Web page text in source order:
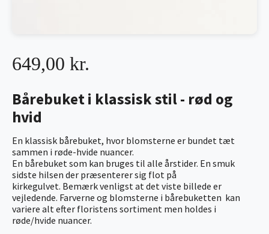
Bårebuket i klassisk stil - rød og
hvid
En klassisk bårebuket, hvor blomsterne er bundet tæt
sammen i røde-hvide nuancer.
En bårebuket som kan bruges til alle årstider. En smuk
sidste hilsen der præsenterer sig flot på
kirkegulvet. Bemærk venligst at det viste billede er
vejledende. Farverne og blomsterne i bårebuketten kan
variere alt efter floristens sortiment men holdes i
røde/hvide nuancer.
649,00 kr.